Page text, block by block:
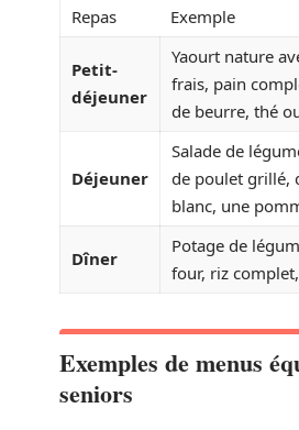
Repas Exemple
Petit-
déjeuner
Yaourt nature
frais, pain
de beurre, thé
Déjeuner
Salade de
de poulet grillé,
blanc, une
Dîner
Potage de
four, riz
Exemples de menus
seniors